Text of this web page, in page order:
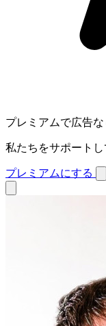
プレミアムで広告
私たちをサポート
プレミアムにする